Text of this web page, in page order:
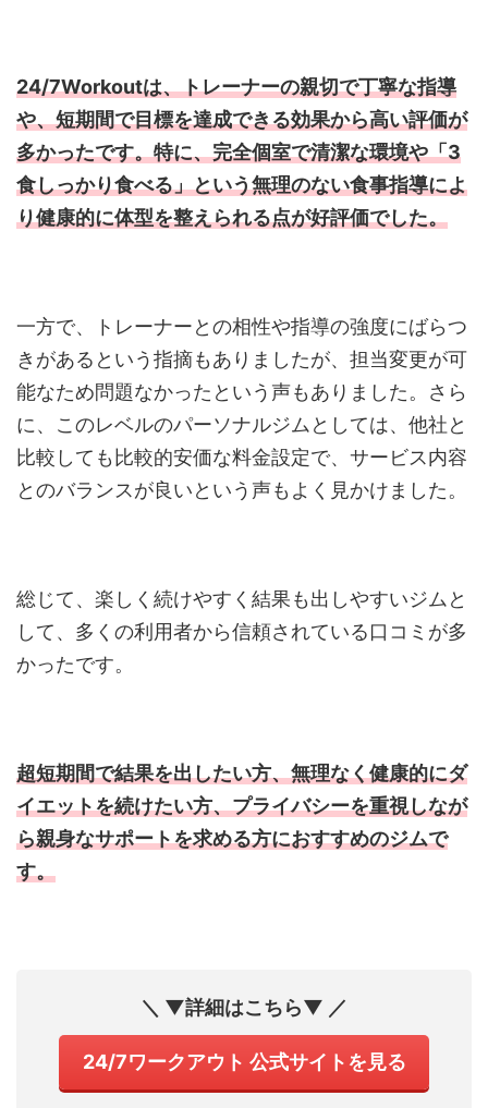
24/7Workoutは、トレーナーの親切で丁寧な指導
や、短期間で目標を達成できる効果から高い評価が
多かったです。特に、完全個室で清潔な環境や「3
食しっかり食べる」という無理のない食事指導によ
り健康的に体型を整えられる点が好評価でした。
一方で、トレーナーとの相性や指導の強度にばらつ
きがあるという指摘もありましたが、担当変更が可
能なため問題なかったという声もありました。さら
に、このレベルのパーソナルジムとしては、他社と
比較しても比較的安価な料金設定で、サービス内容
とのバランスが良いという声もよく見かけました。
総じて、楽しく続けやすく結果も出しやすいジムと
して、多くの利用者から信頼されている口コミが多
かったです。
超短期間で結果を出したい方、無理なく健康的にダ
イエットを続けたい方、プライバシーを重視しなが
ら親身なサポートを求める方におすすめのジムで
す。
＼ ▼詳細はこちら▼ ／
24/7ワークアウト 公式サイトを見る